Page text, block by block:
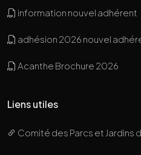
information nouvel adhérent
adhésion 2026 nouvel
Acanthe Brochure 2026
Liens utiles
Comité des Parcs et Jardins